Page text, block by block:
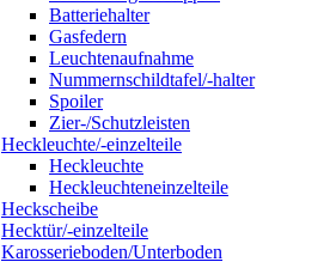
Batteriehalter
Gasfedern
Leuchtenaufnahme
Nummernschildtafel/-halter
Spoiler
Zier-/Schutzleisten
Heckleuchte/-einzelteile
Heckleuchte
Heckleuchteneinzelteile
Heckscheibe
Hecktür/-einzelteile
Karosserieboden/Unterboden